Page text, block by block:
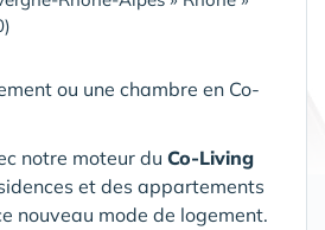
ou une chambre en Co-
notre moteur du Co-Living
et des appartements
nouveau mode de logement.